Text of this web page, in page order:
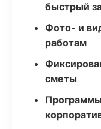
быстрый
Фото- и
работам
сметы